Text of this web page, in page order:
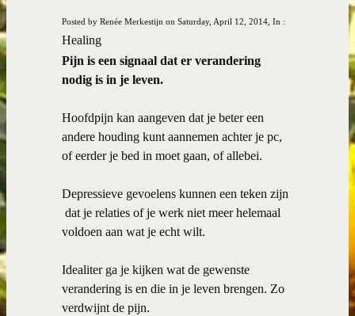
Posted by Renée Merkestijn on Saturday, April 12, 2014, In :
Healing
Pijn is een signaal dat er verandering
nodig is in je leven.
Hoofdpijn kan aangeven dat je beter een
andere houding kunt aannemen achter je pc,
of eerder je bed in moet gaan, of allebei.
Depressieve gevoelens kunnen een teken zijn
dat je relaties of je werk niet meer helemaal
voldoen aan wat je echt wilt.
Idealiter ga je kijken wat de gewenste
verandering is en die in je leven brengen. Zo
verdwijnt de pijn.